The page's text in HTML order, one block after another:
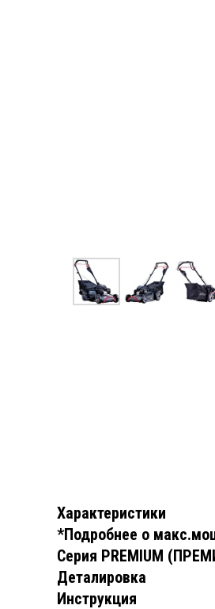
Характеристики
*Подробнее о
Серия PREMIUM
Деталировка
Инструкция